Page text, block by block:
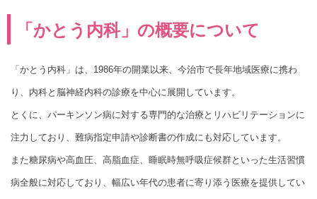
「かとう内科」の概要について
「かとう内科」は、1986年の開業以来、今治市で長年地域医療に携わ
り、内科と脳神経内科の診療を中心に展開しています。
とくに、パーキンソン病に対する専門的な治療とリハビリテーションに
注力しており、難病指定申請や診断書の作成にも対応しています。
また糖尿病や高血圧、高脂血症、睡眠時無呼吸症候群といった生活習慣
病全般に対応しており、幅広い年代の患者に寄り添う医療を提供してい